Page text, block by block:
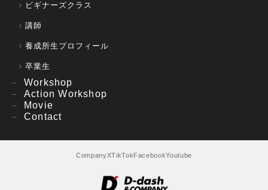
ビギナーズクラス
講師
養成所生プロフィール
卒業生
Workshop
Action Workshop
Movie
Contact
CompanyXTikTokFacebookYoutube